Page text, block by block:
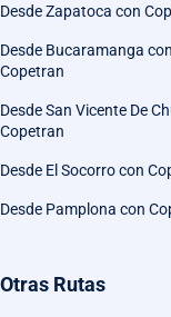
Desde Zapatoca con
Desde Bucaramanga con
Copetran
Desde San Vicente De
Copetran
Desde El Socorro con
Desde Pamplona con
Otras Rutas